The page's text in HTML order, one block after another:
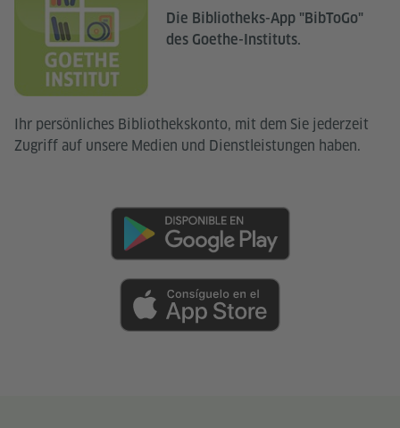
Die Bibliotheks-App "BibToGo"
des Goethe-Instituts.
Ihr persönliches Bibliothekskonto, mit dem Sie jederzeit
Zugriff auf unsere Medien und Dienstleistungen haben.